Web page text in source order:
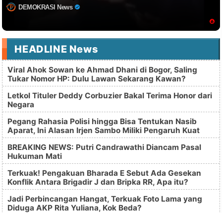
DEMOKRASI News
HEADLINE News
Viral Ahok Sowan ke Ahmad Dhani di Bogor, Saling
Tukar Nomor HP: Dulu Lawan Sekarang Kawan?
Letkol Tituler Deddy Corbuzier Bakal Terima Honor dari
Negara
Pegang Rahasia Polisi hingga Bisa Tentukan Nasib
Aparat, Ini Alasan Irjen Sambo Miliki Pengaruh Kuat
BREAKING NEWS: Putri Candrawathi Diancam Pasal
Hukuman Mati
Terkuak! Pengakuan Bharada E Sebut Ada Gesekan
Konflik Antara Brigadir J dan Bripka RR, Apa itu?
Jadi Perbincangan Hangat, Terkuak Foto Lama yang
Diduga AKP Rita Yuliana, Kok Beda?